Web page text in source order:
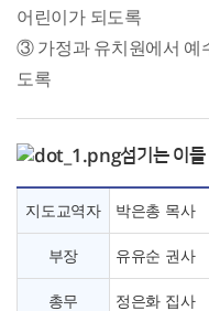
어린이가 되도록
③ 가정과 유치원에서 예
도록
섬기는 이들
지도교역자 박은총 목사
부장 유유순 권사
총무 정은화 집사